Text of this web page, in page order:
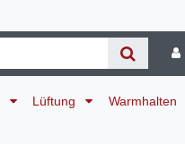
Lüftung Warmhalten